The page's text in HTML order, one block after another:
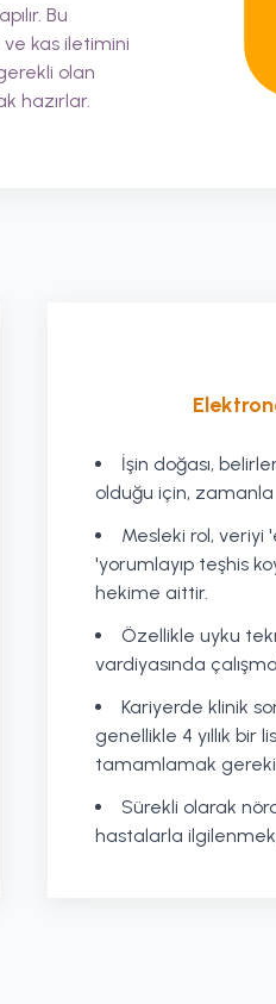
Bu
ve kas iletimini
olan
hazırlar.
İşin doğası,
olduğu için,
Mesleki rol, veriyi
'yorumlayıp teşhis
hekime aittir.
Özellikle uyku
vardiyasında
Kariyerde klinik
genellikle 4 yıllık bir
tamamlamak
Sürekli olarak
hastalarla